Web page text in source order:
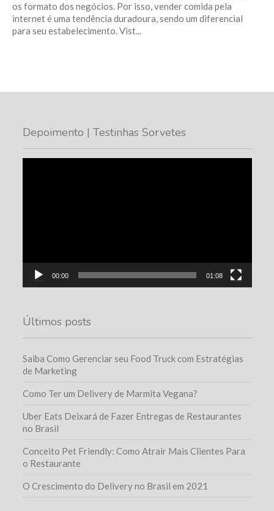
os formato dos negócios. Por isso, vender comida pela
internet é uma tendência duradoura, sendo um diferencial
para seu estabelecimento. Vist...
Depoimento | Testinhas Sorvetes
00:00 01:08
Últimos posts
Saiba Como Gerenciar seu Food Truck com Estratégias
de Marketing
Como Ter um Delivery de Marmita Vegana?
Uber Eats Deixará de Fazer Entregas de Restaurantes
no Brasil
Conceito Pet Friendly: Como Atrair Mais Clientes Para
o Restaurante
O Crescimento do Delivery no Brasil em 2021